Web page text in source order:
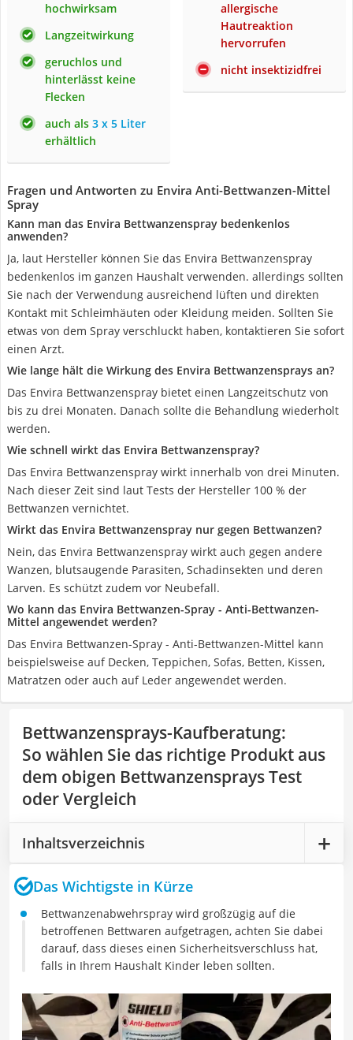
hochwirksam
Langzeitwirkung
geruchlos und
hinterlässt keine
Flecken
auch als 3 x 5 Liter
erhältlich
allergische
Hautreaktion
hervorrufen
nicht insektizidfrei
Fragen und Antworten zu Envira Anti-Bettwanzen-Mittel
Spray
Kann man das Envira Bettwanzenspray bedenkenlos
anwenden?
Ja, laut Hersteller können Sie das Envira Bettwanzenspray
bedenkenlos im ganzen Haushalt verwenden. allerdings sollten
Sie nach der Verwendung ausreichend lüften und direkten
Kontakt mit Schleimhäuten oder Kleidung meiden. Sollten Sie
etwas von dem Spray verschluckt haben, kontaktieren Sie sofort
einen Arzt.
Wie lange hält die Wirkung des Envira Bettwanzensprays an?
Das Envira Bettwanzenspray bietet einen Langzeitschutz von
bis zu drei Monaten. Danach sollte die Behandlung wiederholt
werden.
Wie schnell wirkt das Envira Bettwanzenspray?
Das Envira Bettwanzenspray wirkt innerhalb von drei Minuten.
Nach dieser Zeit sind laut Tests der Hersteller 100 % der
Bettwanzen vernichtet.
Wirkt das Envira Bettwanzenspray nur gegen Bettwanzen?
Nein, das Envira Bettwanzenspray wirkt auch gegen andere
Wanzen, blutsaugende Parasiten, Schadinsekten und deren
Larven. Es schützt zudem vor Neubefall.
Wo kann das Envira Bettwanzen-Spray - Anti-Bettwanzen-
Mittel angewendet werden?
Das Envira Bettwanzen-Spray - Anti-Bettwanzen-Mittel kann
beispielsweise auf Decken, Teppichen, Sofas, Betten, Kissen,
Matratzen oder auch auf Leder angewendet werden.
Bettwanzensprays-Kaufberatung:
So wählen Sie das richtige Produkt aus
dem obigen Bettwanzensprays Test
oder Vergleich
Inhaltsverzeichnis
Das Wichtigste in Kürze
Bettwanzenabwehrspray wird großzügig auf die
betroffenen Bettwaren aufgetragen, achten Sie dabei
darauf, dass dieses einen Sicherheitsverschluss hat,
falls in Ihrem Haushalt Kinder leben sollten.